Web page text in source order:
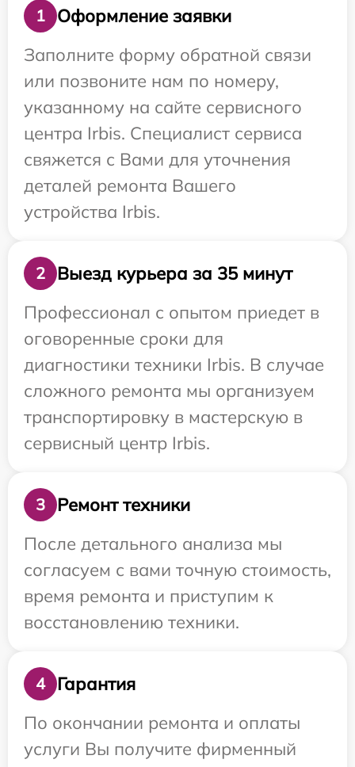
1
Оформление заявки
Заполните форму обратной связи
или позвоните нам по номеру,
указанному на сайте сервисного
центра Irbis. Специалист сервиса
свяжется с Вами для уточнения
деталей ремонта Вашего
устройства Irbis.
2
Выезд курьера за 35 минут
Профессионал с опытом приедет в
оговоренные сроки для
диагностики техники Irbis. В случае
сложного ремонта мы организуем
транспортировку в мастерскую в
сервисный центр Irbis.
3
Ремонт техники
После детального анализа мы
согласуем с вами точную стоимость,
время ремонта и приступим к
восстановлению техники.
4
Гарантия
По окончании ремонта и оплаты
услуги Вы получите фирменный